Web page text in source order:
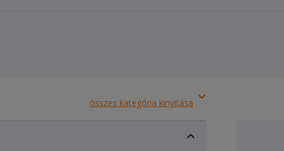
összes kategória kinyitása